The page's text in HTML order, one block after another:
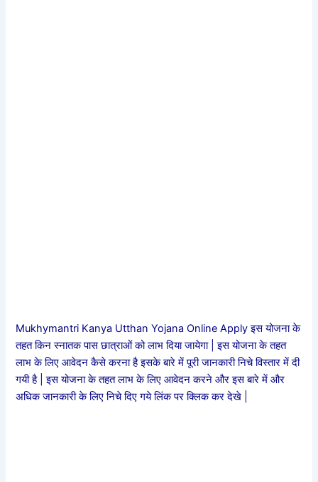
Mukhymantri Kanya Utthan Yojana Online Apply इस योजना के
तहत किन स्नातक पास छात्राओं को लाभ दिया जायेगा | इस योजना के तहत
लाभ के लिए आवेदन कैसे करना है इसके बारे में पूरी जानकारी निचे विस्तार में दी
गयी है | इस योजना के तहत लाभ के लिए आवेदन करने और इस बारे में और
अधिक जानकारी के लिए निचे दिए गये लिंक पर क्लिक कर देखे |